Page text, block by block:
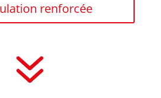
renforcée
7